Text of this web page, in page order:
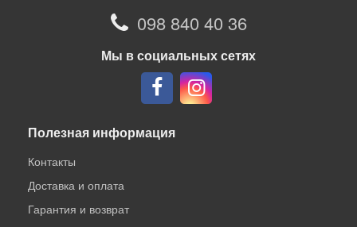
098 840 40 36
Мы в социальных сетях
Полезная информация
Контакты
Доставка и оплата
Гарантия и возврат